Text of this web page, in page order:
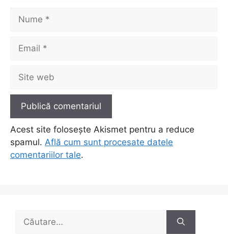
Nume
Email
Site
web
Acest site folosește Akismet pentru a reduce
spamul. Află cum sunt procesate datele
comentariilor tale.
după: